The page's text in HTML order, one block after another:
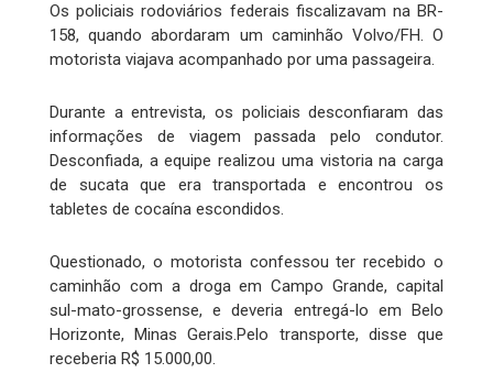
Os policiais rodoviários federais fiscalizavam na BR-
158, quando abordaram um caminhão Volvo/FH. O
motorista viajava acompanhado por uma passageira.
Durante a entrevista, os policiais desconfiaram das
informações de viagem passada pelo condutor.
Desconfiada, a equipe realizou uma vistoria na carga
de sucata que era transportada e encontrou os
tabletes de cocaína escondidos.
Questionado, o motorista confessou ter recebido o
caminhão com a droga em Campo Grande, capital
sul-mato-grossense, e deveria entregá-lo em Belo
Horizonte, Minas Gerais.Pelo transporte, disse que
receberia R$ 15.000,00.